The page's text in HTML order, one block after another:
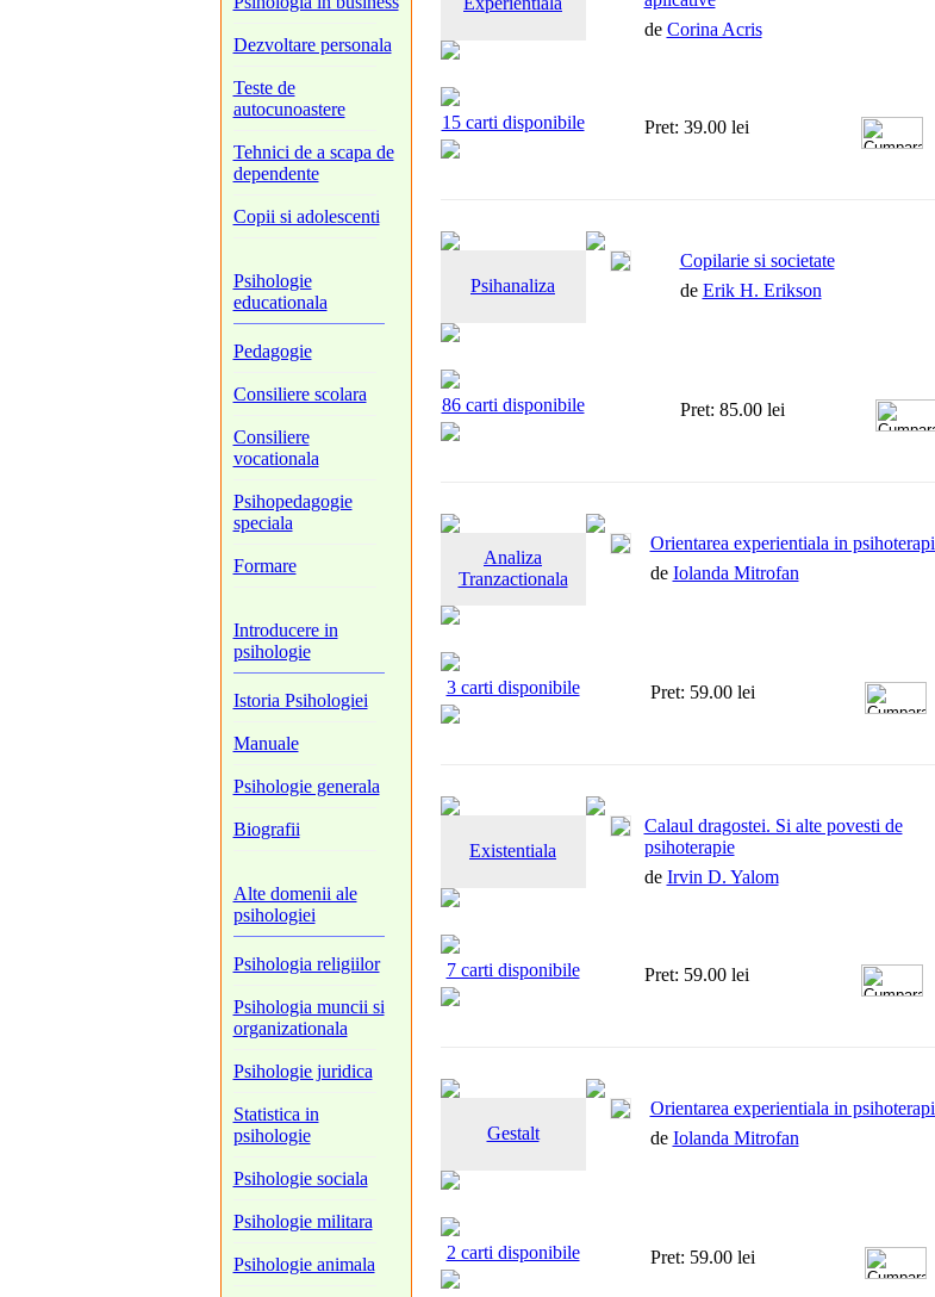
Dezvoltare personala
Teste de
autocunoastere
Tehnici de a scapa de
dependente
Copii si adolescenti
Psihologie
educationala
Pedagogie
Consiliere scolara
Consiliere
vocationala
Psihopedagogie
speciala
Formare
Introducere in
psihologie
Istoria Psihologiei
Manuale
Psihologie generala
Biografii
Alte domenii ale
psihologiei
Psihologia religiilor
Psihologia muncii si
organizationala
Psihologie juridica
Statistica in
psihologie
Psihologie sociala
Psihologie militara
Psihologie animala
de Corina Acris
Pret: 39.00 lei
15 carti disponibile
Copilarie si societate
de Erik H. Erikson
Pret: 85.00 lei
Psihanaliza
86 carti disponibile
Orientarea experientiala in
de Iolanda Mitrofan
Pret: 59.00 lei
Analiza
Tranzactionala
3 carti disponibile
Calaul dragostei. Si alte povesti de
psihoterapie
de Irvin D. Yalom
Pret: 59.00 lei
Existentiala
7 carti disponibile
Orientarea experientiala in
de Iolanda Mitrofan
Pret: 59.00 lei
Gestalt
2 carti disponibile